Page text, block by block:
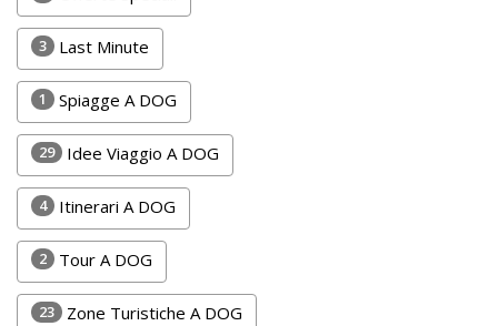
Accedi
Registrati
3 Last Minute
1 Spiagge A DOG
29 Idee Viaggio A DOG
4 Itinerari A DOG
2 Tour A DOG
23 Zone Turistiche A DOG